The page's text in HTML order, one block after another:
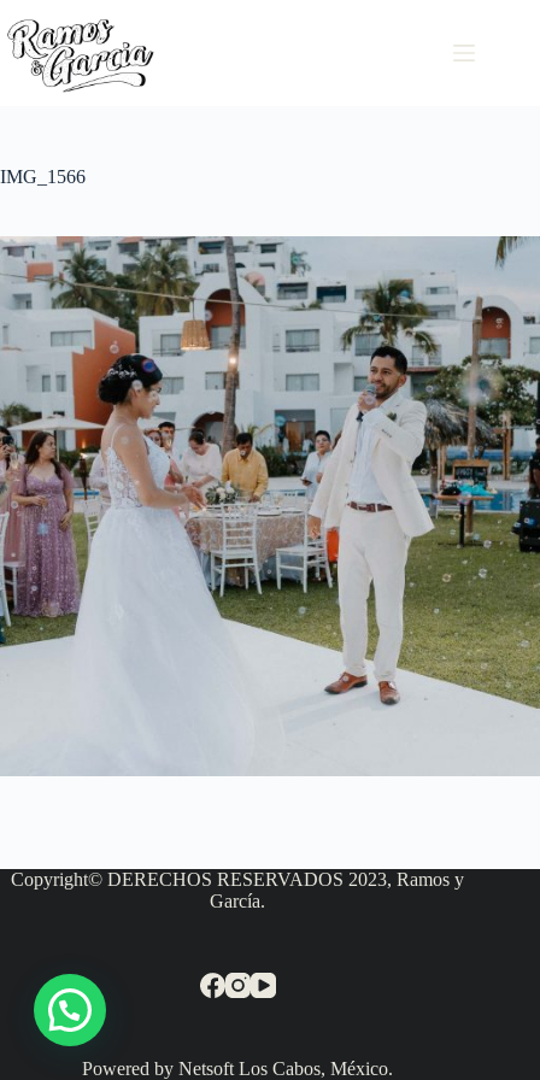
IMG_1566
Copyright© DERECHOS RESERVADOS 2023, Ramos y
García.
Powered by Netsoft Los Cabos, México.